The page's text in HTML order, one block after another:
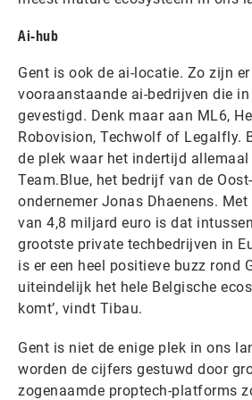
Ai-hub
Gent is ook de ai-locatie. Zo zijn er
vooraanstaande ai-bedrijven die
gevestigd. Denk maar aan ML6,
Robovision, Techwolf of Legalfly.
de plek waar het indertijd
Team.Blue, het bedrijf van de
ondernemer Jonas Dhaenens. Met
van 4,8 miljard euro is dat
grootste private techbedrijven in
is er een heel positieve buzz rond
uiteindelijk het hele Belgische
komt’, vindt Tibau.
Gent is niet de enige plek in ons
worden de cijfers gestuwd door
zogenaamde proptech-platforms